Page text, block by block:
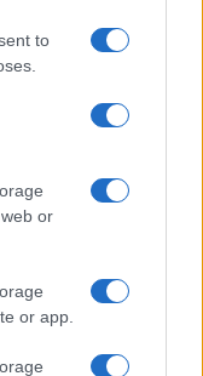
to
or
or app.